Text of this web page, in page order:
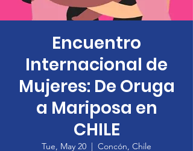
Encuentro
Internacional de
Mujeres: De Oruga
a Mariposa en
CHILE
Tue, May 20
  |
Concón, Chile